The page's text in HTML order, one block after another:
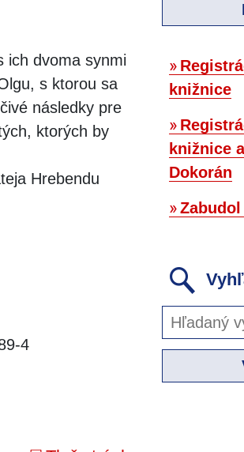
ich dvoma synmi
s ktorou sa
následky pre
ktorých by
Hrebendu
4
knižnice
knižnice
Dokorán